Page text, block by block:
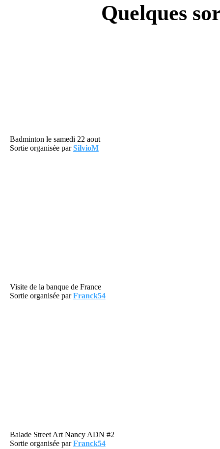
Quelques
Badminton le samedi 22 aout
Sortie organisée parSilvioM
Visite de la banque de France
Sortie organisée parFranck54
Balade Street Art Nancy ADN #2
Sortie organisée parFranck54